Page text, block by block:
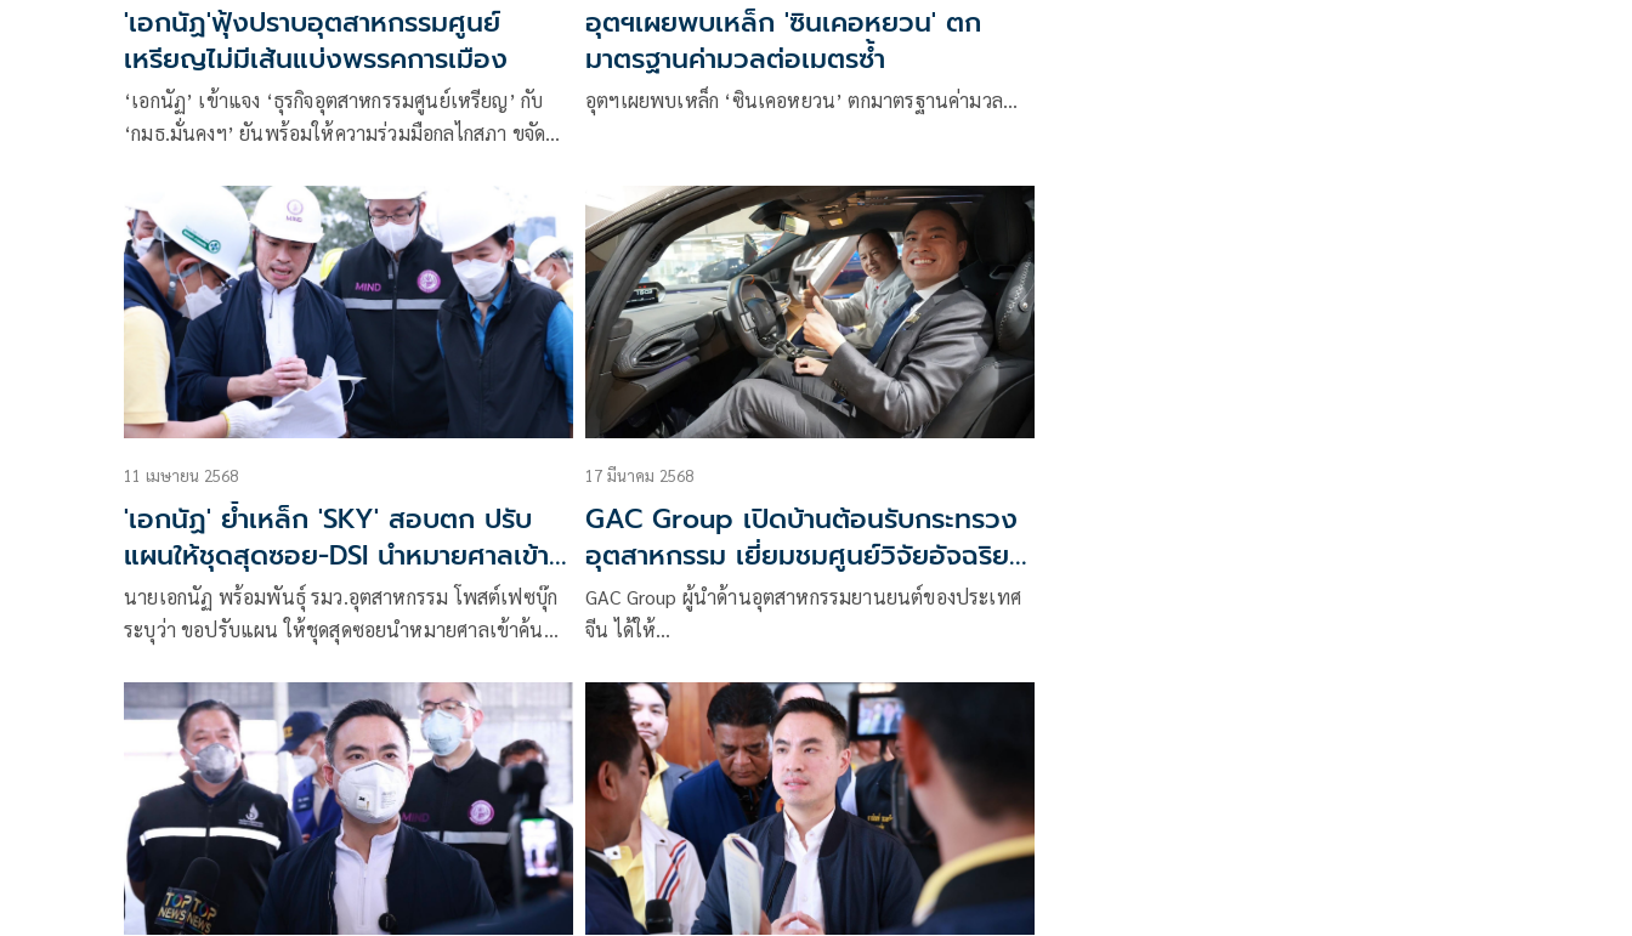
'เอกนัฏ'ฟุ้งปราบอุตสาหกรรมศูนย์
เหรียญไม่มีเส้นแบ่งพรรคการเมือง
‘เอกนัฏ’ เข้าแจง ‘ธุรกิจอุตสาหกรรมศูนย์เหรียญ’ กับ
‘กมธ.มั่นคงฯ’ ยันพร้อมให้ความร่วมมือกลไกสภา ขจัด
อุตฯเผยพบเหล็ก 'ซินเคอหยวน' ตก
มาตรฐานค่ามวลต่อเมตรซ้ำ
อุตฯเผยพบเหล็ก ‘ซินเคอหยวน’ ตกมาตรฐานค่ามวล…
11 เมษายน 2568
'เอกนัฏ' ย้ำเหล็ก 'SKY' สอบตก ปรับ
แผนให้ชุดสุดซอย-DSI นำหมายศาลเข้า
ค้นบริษัท
นายเอกนัฏ พร้อมพันธุ์ รมว.อุตสาหกรรม โพสต์เฟซบุ๊ก
ระบุว่า ขอปรับแผน ให้ชุดสุดซอยนำหมายศาลเข้าค้น
สอบสวนกลาง
17 มีนาคม 2568
GAC Group เปิดบ้านต้อนรับกระทรวง
อุตสาหกรรม เยี่ยมชมศูนย์วิจัยอัจฉริยะ
สร้างความร่วมมือทางอุตฯยานยนต์
GAC Group ผู้นำด้านอุตสาหกรรมยานยนต์ของประเทศ
จีน ได้ให้…